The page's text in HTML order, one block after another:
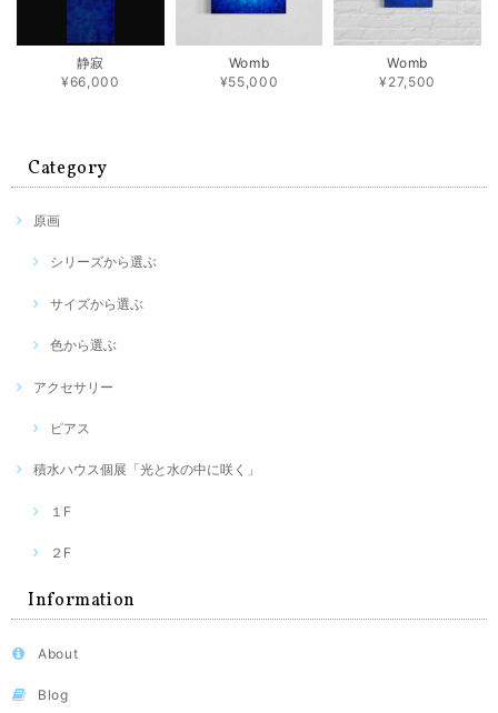
静寂
¥66,000
Womb
¥55,000
Womb
¥27,500
Category
原画
シリーズから選ぶ
サイズから選ぶ
色から選ぶ
アクセサリー
ピアス
積水ハウス個展「光と水の中に咲く」
１F
２F
Information
About
Blog